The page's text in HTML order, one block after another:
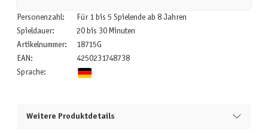
Personenzahl:
Für 1 bis 5 Spielende ab 8 Jahren
Spieldauer:
20 bis 30 Minuten
Artikelnummer:
18715G
EAN:
4250231748738
Sprache:
Weitere Produktdetails